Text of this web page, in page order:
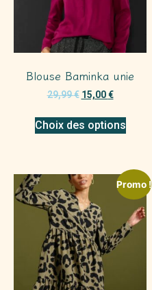
Blouse Baminka unie
29,99€ 15,00€
Choix des options
Promo !